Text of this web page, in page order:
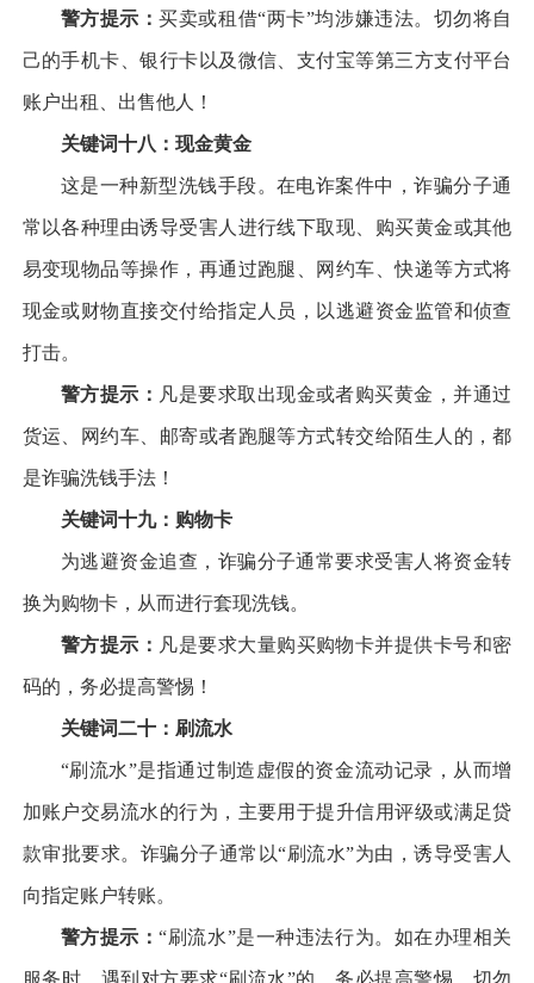
警方提示：买卖或租借“两卡”均涉嫌违法。切勿将自
己的手机卡、银行卡以及微信、支付宝等第三方支付平台
账户出租、出售他人！
关键词十八：现金黄金
这是一种新型洗钱手段。在电诈案件中，诈骗分子通
常以各种理由诱导受害人进行线下取现、购买黄金或其他
易变现物品等操作，再通过跑腿、网约车、快递等方式将
现金或财物直接交付给指定人员，以逃避资金监管和侦查
打击。
警方提示： 凡是要求取出现金或者购买黄金，并通过
货运、网约车、邮寄或者跑腿等方式转交给陌生人的，都
是诈骗洗钱手法！
关键词十九：购物卡
为逃避资金追查，诈骗分子通常要求受害人将资金转
换为购物卡，从而进行套现洗钱。
警方提示： 凡是要求大量购买购物卡并提供卡号和密
码的，务必提高警惕！
关键词二十：刷流水
“刷流水”是指通过制造虚假的资金流动记录，从而增
加账户交易流水的行为，主要用于提升信用评级或满足贷
款审批要求。诈骗分子通常以“刷流水”为由，诱导受害人
向指定账户转账。
警方提示：“刷流水”是一种违法行为。如在办理相关
服务时，遇到对方要求“刷流水”的，务必提高警惕，切勿